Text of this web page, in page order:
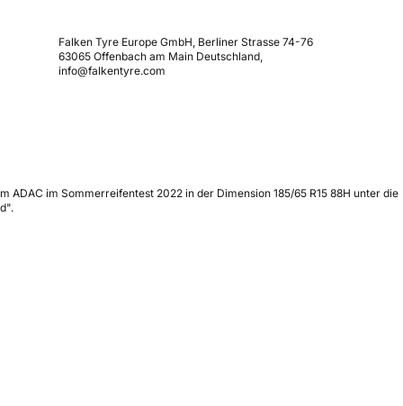
Falken Tyre Europe GmbH, Berliner Strasse 74-76
63065 Offenbach am Main Deutschland,
info@falkentyre.com
im Sommerreifentest 2022 in der Dimension 185/65 R15 88H unter die